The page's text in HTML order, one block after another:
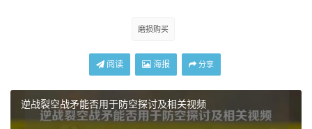
每一次“龙折”时刻，都能点燃玩家们心中的激情，它不仅仅
在面对强大对手时毫不畏惧，敢于突破常规，以独特的方式
友眼中的英雄，也让对手为之侧目。
无论是在紧张刺激的职业比赛中,还是在日常的休闲对战里，
磨损购买
阅读 海报 分享
逆战裂空战矛能否用于防空探讨及相关视频